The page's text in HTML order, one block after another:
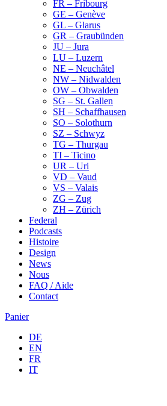
FR – Fribourg
GE – Genève
GL – Glarus
GR – Graubünden
JU – Jura
LU – Luzern
NE – Neuchâtel
NW – Nidwalden
OW – Obwalden
SG – St. Gallen
SH – Schaffhausen
SO – Solothurn
SZ – Schwyz
TG – Thurgau
TI – Ticino
UR – Uri
VD – Vaud
VS – Valais
ZG – Zug
ZH – Zürich
Federal
Podcasts
Histoire
Design
News
Nous
FAQ / Aide
Contact
Panier
DE
EN
FR
IT